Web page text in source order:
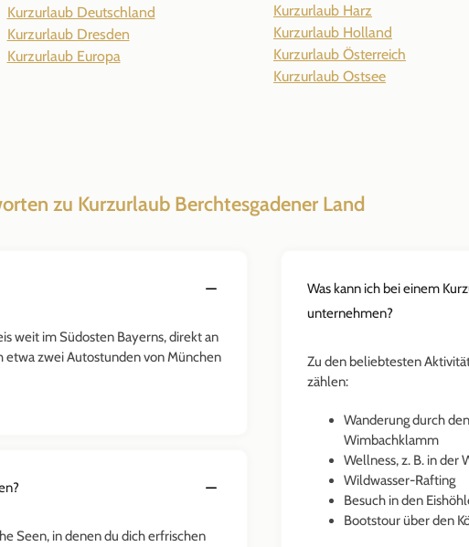
Kurzurlaub Deutschland
Kurzurlaub Dresden
Kurzurlaub Europa
Kurzurlaub Harz
Kurzurlaub Holland
Kurzurlaub Österreich
Kurzurlaub Ostsee
zu Kurzurlaub Berchtesgadener Land
weit im Südosten Bayerns, direkt an
etwa zwei Autostunden von München
Seen, in denen du dich erfrischen
Was kann ich bei einem
unternehmen?
Zu den beliebtesten
zählen:
Wanderung durch
Wimbachklamm
Wellness, z. B. in der
Wildwasser-Rafting
Besuch in den
Bootstour über den